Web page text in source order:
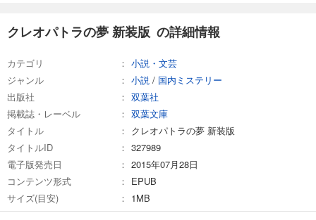
クレオパトラの夢 新装版 の詳細情報
カテゴリ
小説・文芸
ジャンル
小説 / 国内ミステリー
出版社
双葉社
掲載誌・レーベル
双葉文庫
タイトル
クレオパトラの夢 新装版
タイトルID
327989
電子版発売日
2015年07月28日
コンテンツ形式
EPUB
サイズ(目安)
1MB